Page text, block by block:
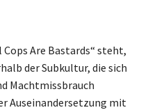
Cops Are Bastards“ steht,
der Subkultur, die sich
Machtmissbrauch
Auseinandersetzung mit